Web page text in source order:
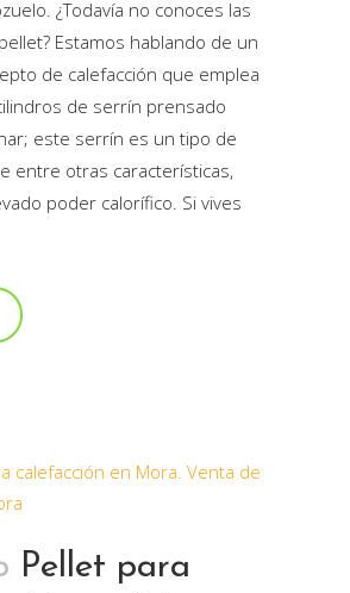
¿Todavía no conoces las
Estamos hablando de un
de calefacción que emplea
de serrín prensado
este serrín es un tipo de
entre otras características,
poder calorífico. Si vives
Pellet para